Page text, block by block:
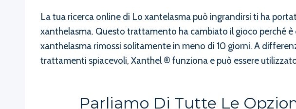
La tua ricerca online di Lo xantelasma può ingrandirsi ti ha
xanthelasma. Questo trattamento ha cambiato il gioco perché
xanthelasma rimossi solitamente in meno di 10 giorni. A
trattamenti spiacevoli, Xanthel ® funziona e può essere
Parliamo Di Tutte Le